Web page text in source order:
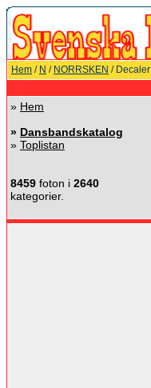
Hem / N / NORRSKEN / Decaler
» Hem
» Dansbandskatalog
» Toplistan
8459 foton i 2640
kategorier.